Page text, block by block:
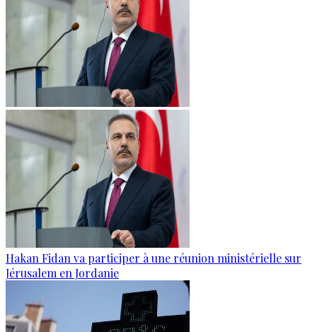
Hakan Fidan va participer à une réunion ministérielle sur
Jérusalem en Jordanie